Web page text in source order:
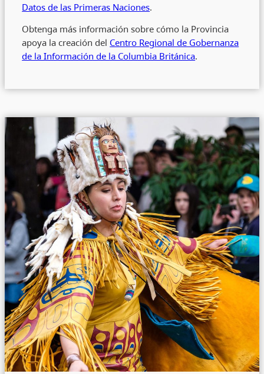
Datos de las Primeras Naciones.
Obtenga más información sobre cómo la Provincia
apoya la creación del Centro Regional de Gobernanza
de la Información de la Columbia Británica.